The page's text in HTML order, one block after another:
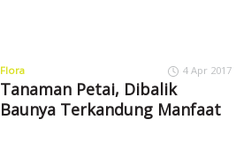
Flora 4 Apr 2017
Tanaman Petai, Dibalik
Baunya Terkandung Manfaat